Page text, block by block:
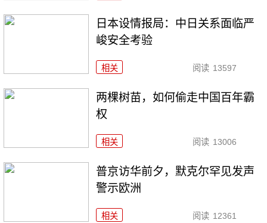
日本设情报局：中日关系面临严
峻安全考验
相关 阅读 13597
两棵树苗，如何偷走中国百年霸
权
相关 阅读 13006
普京访华前夕，默克尔罕见发声
警示欧洲
相关 阅读 12361